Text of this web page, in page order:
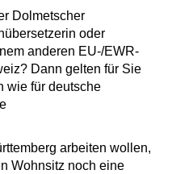
Dolmetscher
oder
anderen EU-/EWR-
Dann gelten für Sie
wie für deutsche
arbeiten wollen,
Wohnsitz noch eine